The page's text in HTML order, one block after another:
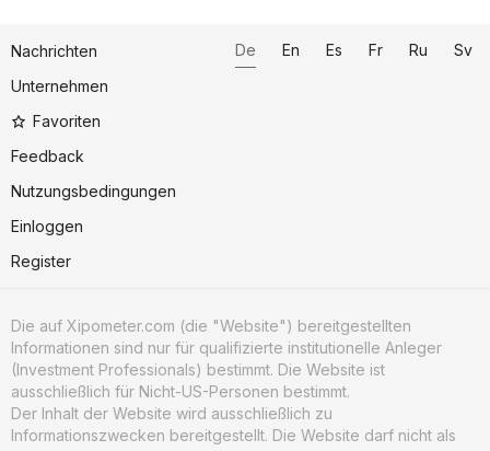
Nachrichten
Unternehmen
Favoriten
Feedback
Nutzungsbedingungen
Einloggen
Register
De En Es Fr Ru Sv
Die auf Xipometer.com (die "Website") bereitgestellten
Informationen sind nur für qualifizierte institutionelle Anleger
(Investment Professionals) bestimmt. Die Website ist
ausschließlich für Nicht-US-Personen bestimmt.
Der Inhalt der Website wird ausschließlich zu
Informationszwecken bereitgestellt. Die Website darf nicht als